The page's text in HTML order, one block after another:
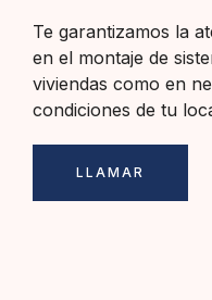
Te garantizamos la
en el montaje de
viviendas como en
condiciones de tu
LLAMAR